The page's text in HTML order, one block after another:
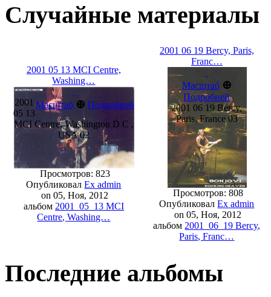
Случайные материалы
2001 05 13 MCI Centre,
Washing…
Масштаб ⊕ Подробней
2001
05 13
MCI Centre, Washington D C ,
USA 02
Просмотров: 823
ОпубликовалEx admin
on 05, Ноя, 2012
альбом 2001_05_13 MCI
Centre, Washing…
2001 06 19 Bercy, Paris,
Franc…
Масштаб ⊕
Подробней
2001 06 19 Bercy,
Paris, France 03
Просмотров: 808
ОпубликовалEx admin
on 05, Ноя, 2012
альбом2001_06_19 Bercy,
Paris, Franc…
Последние альбомы